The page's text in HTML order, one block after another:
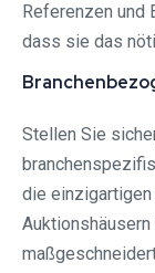
Referenzen und
dass sie das
Stellen Sie
die